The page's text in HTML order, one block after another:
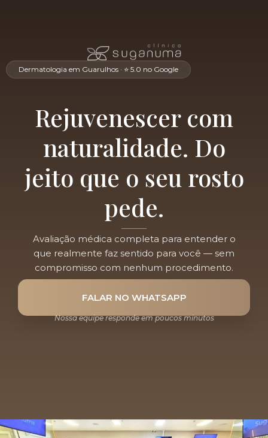
Dermatologia em Guarulhos · ⭐ 5.0 no Google
Rejuvenescer com
naturalidade. Do
jeito que o seu rosto
pede.
Avaliação médica completa para entender o
que realmente faz sentido para você — sem
compromisso com nenhum procedimento.
FALAR NO WHATSAPP
Nossa equipe responde em poucos minutos